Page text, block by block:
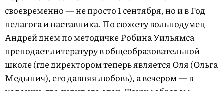
своевременно — не просто 1 сентября, но и в Год
педагога и наставника. По сюжету вольнодумец
Андрей днем по методичке Робина Уильямса
преподает литературу в общеобразовательной
школе (где директором теперь является Оля (Ольга
Медынич), его давняя любовь), а вечером — в